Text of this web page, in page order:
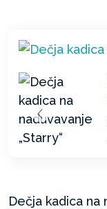
Dečja kadica na